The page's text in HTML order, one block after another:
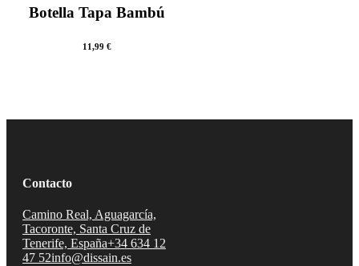
Botella Tapa Bambú
11,99 €
Contacto
Camino Real, Aguagarcía,
Tacoronte, Santa Cruz de
Tenerife, España+34 634 12
47 52info@dissain.es